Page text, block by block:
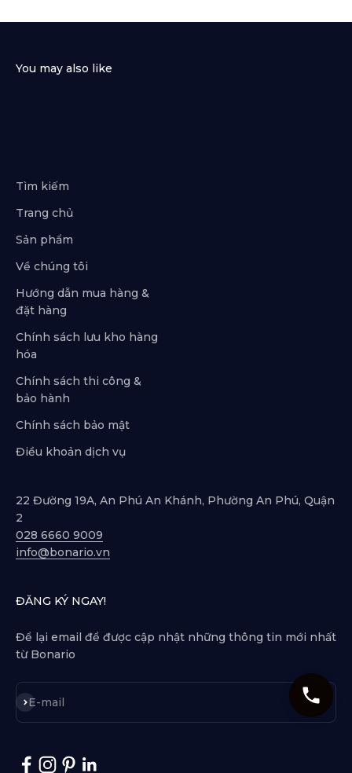
Tìm kiếm
Trang chủ
Sản phẩm
Về chúng tôi
Hướng dẫn mua hàng &
đặt hàng
Chính sách lưu kho hàng
hóa
Chính sách thi công &
bảo hành
Chính sách bảo mật
Điều khoản dịch vụ
22 Đường 19A, An Phú An Khánh, Phường An Phú, Quận
2
028 6660 9009
info@bonario.vn
ĐĂNG KÝ NGAY!
Để lại email để được cập nhật những thông tin mới nhất
từ Bonario
E-mail
Subscribe